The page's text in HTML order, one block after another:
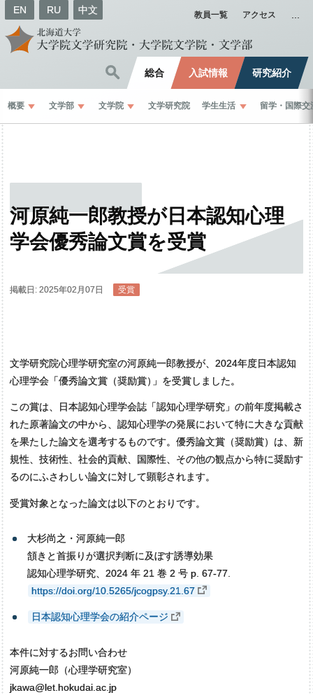
EN RU 中文 教員一覧 アクセス
総合 入試情報 研究紹介
概要 文学部 文学院 文学研究院 学生生活 留学 ・ 国際交
河原純一郎教授が日本認知心理
学会優秀論文賞を受賞
掲載日: 2025年02月07日 受賞
文学研究院心理学研究室の河原純一郎教授が、2024年度日本認知
心理学会「優秀論文賞（奨励賞） 」を受賞しました。
この賞は、日本認知心理学会誌「認知心理学研究」の前年度掲載さ
れた原著論文の中から、認知心理学の発展において特に大きな貢献
を果たした論文を選考するものです。優秀論文賞（奨励賞）は、新
規性、技術性、社会的貢献、国際性、その他の観点から特に奨励す
るのにふさわしい論文に対して顕彰されます。
受賞対象となった論文は以下のとおりです。
大杉尚之・河原純一郎
頷きと首振りが選択判断に及ぼす誘導効果
認知心理学研究、2024 年 21 巻 2 号 p. 67-77.
https://doi.org/10.5265/jcogpsy.21.67
日本認知心理学会の紹介ページ
本件に対するお問い合わせ
河原純一郎（心理学研究室）
jkawa@let.hokudai.ac.jp